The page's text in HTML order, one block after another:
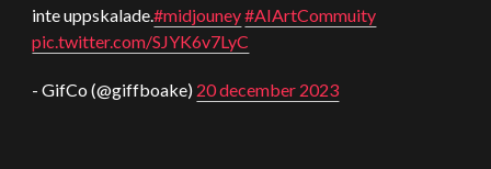
inte uppskalade.#midjouney#AIArtCommuity
pic.twitter.com/SJYK6v7LyC
- GifCo (@giffboake) 20 december 2023